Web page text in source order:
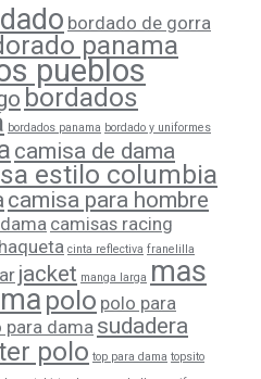
bordado de gorra
panama
pueblos
bordados
bordados panama bordado y uniformes
camisa de dama
estilo columbia
camisa para hombre
camisas racing
cinta reflectiva franelilla
jacket manga larga mas
polo polo para
para dama sudadera
polo top para dama topsito